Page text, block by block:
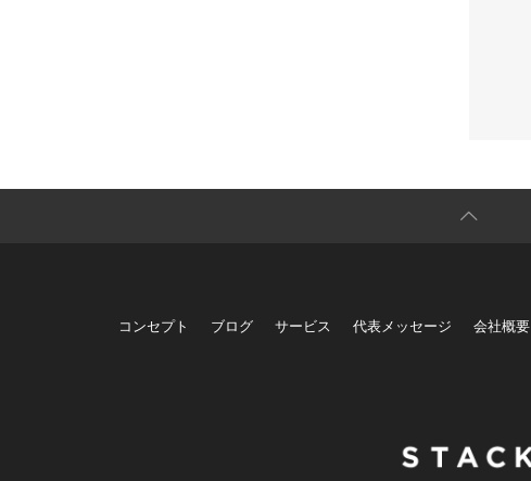
コンセプト ブログ サービス 代表メッセージ 会社概要